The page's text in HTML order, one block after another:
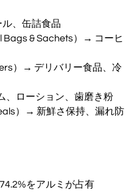
、缶詰食品
Bags & Sachets）→ コーヒ
）→ デリバリー食品、冷
、ローション、歯磨き粉
）→ 新鮮さ保持、漏れ防
をアルミが占有